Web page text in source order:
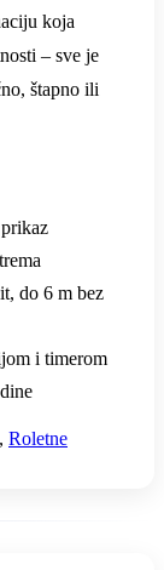
koja
– sve je
štapno ili
do 6 m bez
i timerom
, Roletne